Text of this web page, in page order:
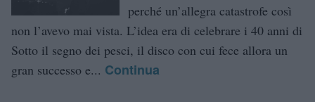
perché un’allegra catastrofe così
non l’avevo mai vista. L’idea era di celebrare i 40 anni di
Sotto il segno dei pesci, il disco con cui fece allora un
gran successo e... Continua